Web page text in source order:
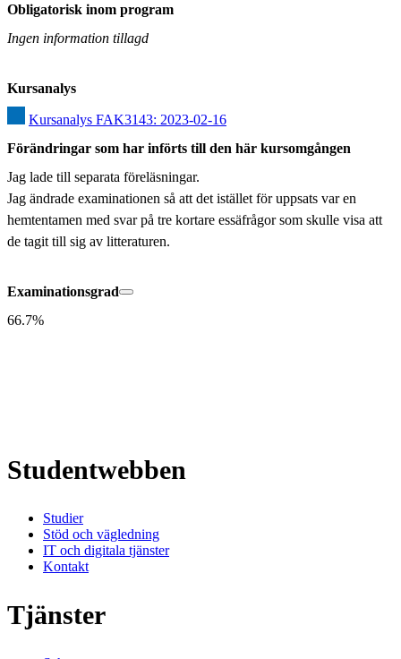
Obligatorisk inom program
Ingen information tillagd
Kursanalys
Kursanalys FAK3143: 2023-02-16
Förändringar som har införts till den här kursomgången
Jag lade till separata föreläsningar.
Jag ändrade examinationen så att det istället för uppsats var en
hemtentamen med svar på tre kortare essäfrågor som skulle visa att
de tagit till sig av litteraturen.
Examinationsgrad
66.7%
Studentwebben
Studier
Stöd och vägledning
IT och digitala tjänster
Kontakt
Tjänster